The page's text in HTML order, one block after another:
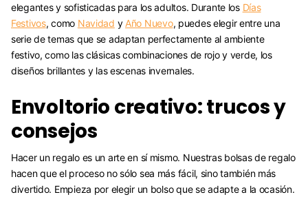
elegantes y sofisticadas para los adultos. Durante los Días
Festivos, como Navidad y Año Nuevo, puedes elegir entre una
serie de temas que se adaptan perfectamente al ambiente
festivo, como las clásicas combinaciones de rojo y verde, los
diseños brillantes y las escenas invernales.
Envoltorio creativo: trucos y
consejos
Hacer un regalo es un arte en sí mismo. Nuestras bolsas de regalo
hacen que el proceso no sólo sea más fácil, sino también más
divertido. Empieza por elegir un bolso que se adapte a la ocasión.